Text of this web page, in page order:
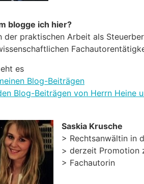
blogge ich hier?
der praktischen Arbeit als
es
Blog-Beiträgen
Blog-Beiträgen von Herrn Heine
Saskia Krusche
> Rechtsanwältin in
> derzeit Promotion
> Fachautorin